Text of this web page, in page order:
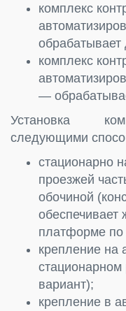
комплекс
комплекс
—
Установка
следующими
стационарно
проезжей
обочиной
обеспечивает
платформе по
крепление на
вариант);
крепление в